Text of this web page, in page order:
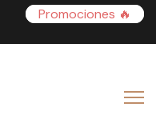
Promociones 🔥